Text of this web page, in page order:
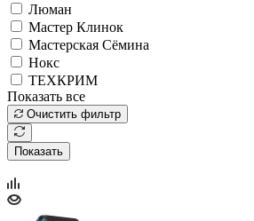
Люман
Мастер Клинок
Мастерская Сёмина
Нокс
ТЕХКРИМ
Показать все
Очистить фильтр
Показать